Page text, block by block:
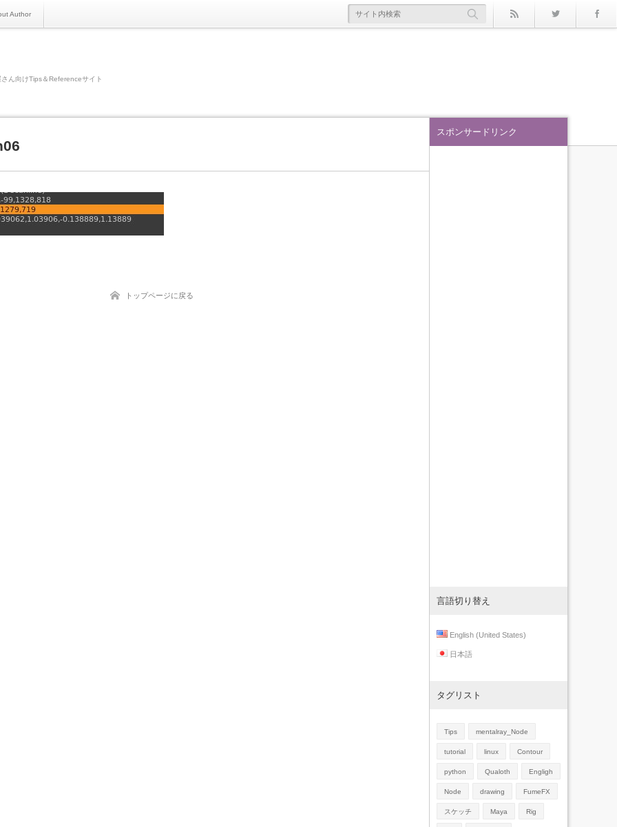
Author
ん向けTips＆Referenceサイト
トップページに戻る
スポンサードリンク
言語切り替え
English (United States)
日本語
タグリスト
Tips mentalray_Node
tutorial linux Contour
python Qualoth Engligh
Node drawing FumeFX
スケッチ Maya Rig